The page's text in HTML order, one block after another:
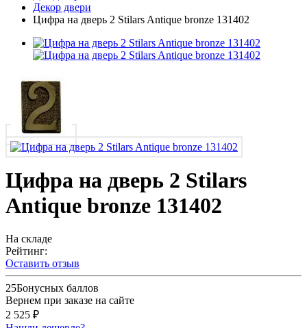
Декор двери
Цифра на дверь 2 Stilars Antique bronze 131402
Цифра на дверь 2 Stilars
Antique bronze 131402
На складе
Рейтинг:
Оставить отзыв
25Бонусных баллов
Вернем при заказе на сайте
2 525 ₽